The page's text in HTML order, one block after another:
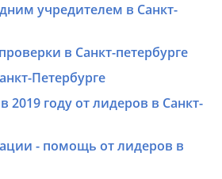
учредителем в Санкт-
в Санкт-петербурге
Петербурге
году от лидеров в Санкт-
- помощь от лидеров в